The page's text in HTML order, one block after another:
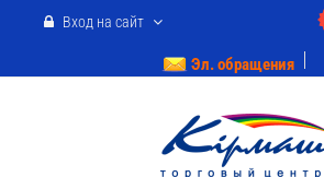
Вход на сайт
Эл. обращения